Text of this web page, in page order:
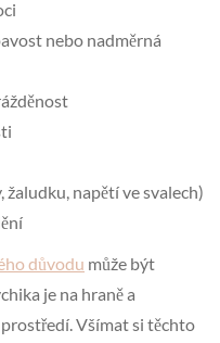
nebo nadměrná
napětí ve svalech)
důvodu může být
je na hraně a
Všímat si těchto